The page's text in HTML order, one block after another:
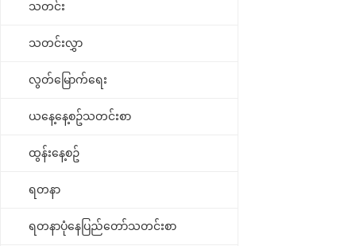
သတင်း
သတင်းလွှာ
လွတ်မြောက်ရေး
ယနေ့နေ့စဥ်သတင်းစာ
ထွန်းနေ့စဥ်
ရတနာ
ရတနာပုံနေပြည်တော်သတင်းစာ